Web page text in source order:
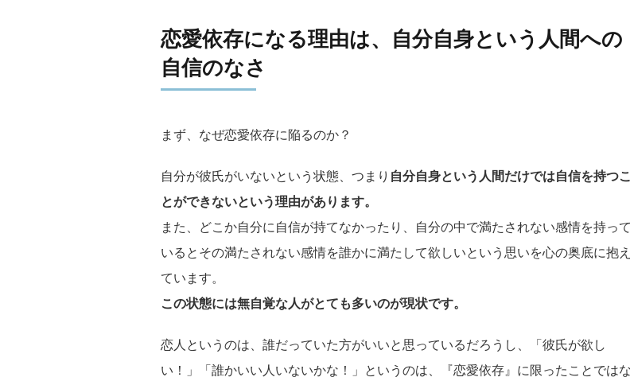
恋愛依存になる理由は、自分自身という人間への
自信のなさ
まず、なぜ恋愛依存に陥るのか？
自分が彼氏がいないという状態、つまり 自分自身という人間だけでは自信を持つこ
とができないという理由があります。
また、どこか自分に自信が持てなかったり、自分の中で満たされない感情を持って
いるとその満たされない感情を誰かに満たして欲しいという思いを心の奥底に抱え
ています。
この状態には無自覚な人がとても多いのが現状です。
恋人というのは、誰だっていた方がいいと思っているだろうし、「彼氏が欲し
い！」「誰かいい人いないかな！」というのは、『恋愛依存』に限ったことではな